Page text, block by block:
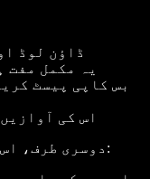
ڈاؤن لوڈ
یہ مکمل مفت
بس کاپی پیسٹ
اس کی
دوسری طرف، اس پروگرام کے چند نقصانات بھی ہیں: